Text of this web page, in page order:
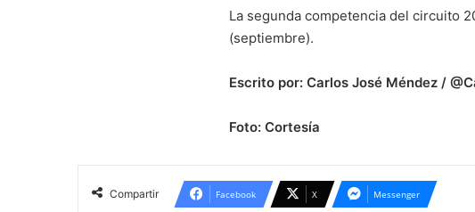
La segunda competencia del circuito
(septiembre).
Escrito por: Carlos José Méndez /
Foto: Cortesía
Compartir Facebook X Messenger